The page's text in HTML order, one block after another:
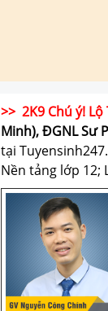
>> 2K9 Chú ý!
Minh), ĐGNL Sư
tại
Nền tảng lớp 12;